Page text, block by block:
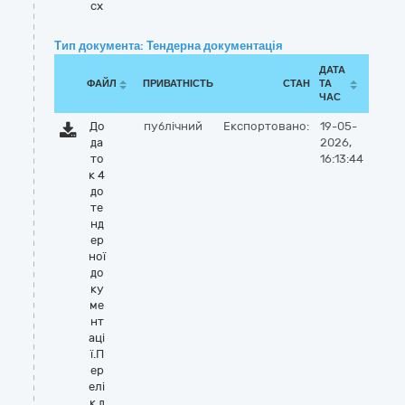
cx
Тип документа: Тендерна документація
ФАЙЛ ПРИВАТНІСТЬ СТАН
ДАТА
ТА
ЧАС
До
да
то
к 4
до
те
нд
ер
ної
до
ку
ме
нт
аці
ї.П
ер
елі
публічний Експортовано:
19-05-
2026,
16:13:44